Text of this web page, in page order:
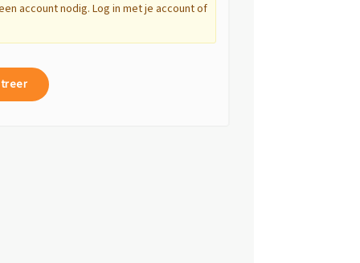
account nodig. Log in met je account of